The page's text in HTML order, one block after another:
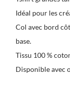
Idéal pour les
Col avec bord
base.
Tissu 100 %
Disponible avec